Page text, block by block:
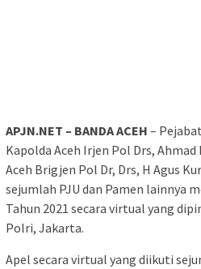
APJN.NET – BANDA ACEH –
Kapolda Aceh Irjen Pol Drs, Ahmad
Aceh Brigjen Pol Dr, Drs, H Agus
sejumlah PJU dan Pamen lainnya
Tahun 2021 secara virtual yang
Polri, Jakarta.
Apel secara virtual yang diikuti